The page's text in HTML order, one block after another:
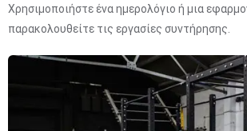
Χρησιμοποιήστε ένα ημερολόγιο ή μια
παρακολουθείτε τις εργασίες συντήρησης.